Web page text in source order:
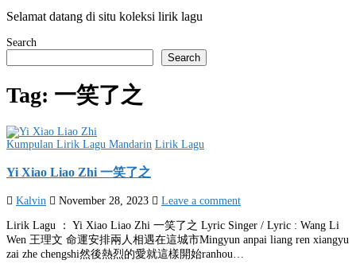
Selamat datang di situ koleksi lirik lagu
Search
Search
Tag: 一笑了之
Posted
Kumpulan Lirik Lagu Mandarin Lirik Lagu
Yi Xiao Liao Zhi 一笑了之
Kalvin November 28, 2023 Leave a comment
Lirik Lagu ： Yi Xiao Liao Zhi 一笑了之 Lyric Singer / Lyric : Wang Li
Wen 王理文 命運安排兩人相遇在這城市Mingyun anpai liang ren xiangyu
zai zhe chengshi然後熱烈的愛就這樣開始ranhou…